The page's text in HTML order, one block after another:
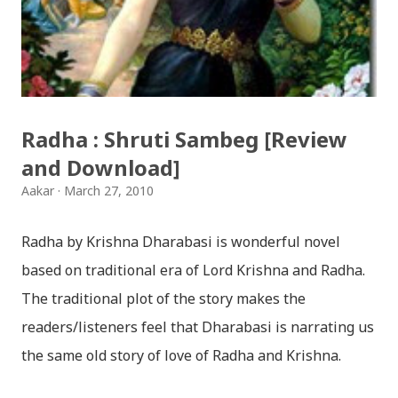
छोडिदेउ Download: रातो र चन्द्र सुर्य / raato ra chandra
surya (रचनाकार: गोपाल प्रसाद रिमाल, गायक: फत्तेमान, संगीत:
अम्बर गुरुङ) Download: सयथरि बाजा एउटै ताल / saya thari
मरेपनि मेरो देश बाँचिराखोस / ma marepan...
Radha : Shruti Sambeg [Review
and Download]
Aakar March 27, 2010
Radha by Krishna Dharabasi is wonderful novel
based on traditional era of Lord Krishna and Radha.
The traditional plot of the story makes the
readers/listeners feel that Dharabasi is narrating us
the same old story of love of Radha and Krishna.